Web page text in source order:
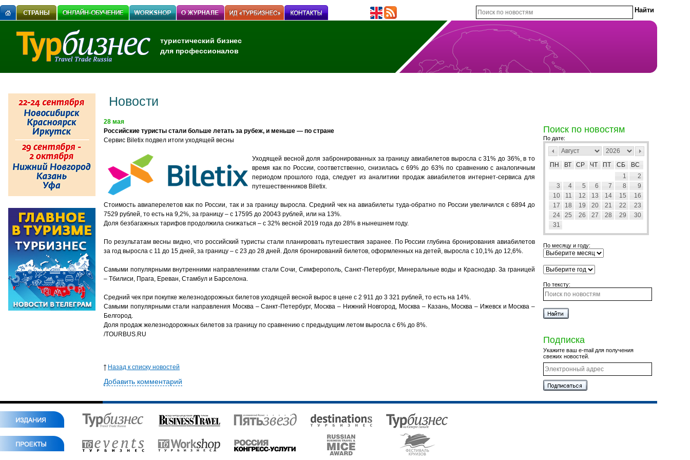
туристический бизнес
для профессионалов
Новости
28 мая
Российские туристы стали больше летать за рубеж, и меньше — по стране
Cервис Biletix подвел итоги уходящей весны
Уходящей весной доля забронированных за границу авиабилетов выросла с 31% до 36%, в то
время как по России, соответственно, снизилась с 69% до 63% по сравнению с аналогичным
периодом прошлого года, следует из аналитики продаж авиабилетов интернет-сервиса для
путешественников Biletix.
Стоимость авиаперелетов как по России, так и за границу выросла. Средний чек на авиабилеты туда-обратно по России увеличился с 6894 до
7529 рублей, то есть на 9,2%, за границу – с 17595 до 20043 рублей, или на 13%.
Доля безбагажных тарифов продолжила снижаться – с 32% весной 2019 года до 28% в нынешнем году.
По результатам весны видно, что российский туристы стали планировать путешествия заранее. По России глубина бронирования авиабилетов
за год выросла с 11 до 15 дней, за границу – с 23 до 28 дней. Доля бронирований билетов, оформленных на детей, выросла с 10,1% до 12,6%.
Самыми популярными внутренними направлениями стали Сочи, Симферополь, Санкт-Петербург, Минеральные воды и Краснодар. За границей
– Тбилиси, Прага, Ереван, Стамбул и Барселона.
Средний чек при покупке железнодорожных билетов уходящей весной вырос в цене с 2 911 до 3 321 рублей, то есть на 14%.
Самыми популярными стали направления Москва – Санкт-Петербург, Москва – Нижний Новгород, Москва – Казань, Москва – Ижевск и Москва –
Белгород.
Доля продаж железнодорожных билетов за границу по сравнению с предыдущим летом выросла с 6% до 8%.
/TOURBUS.RU
Назад к списку новостей
Добавить комментарий
Поиск по новостям
По дате:
ПН ВТ СР ЧТ ПТ СБ
ВС
1
2
3
4 5 6 7 8
9
10
11 12 13 14 15
16
17
18 19 20 21 22
23
24
25 26 27 28 29
30
31
По месяцу и году:
По тексту:
Подписка
Укажите ваш e-mail для получения
свежих новостей.